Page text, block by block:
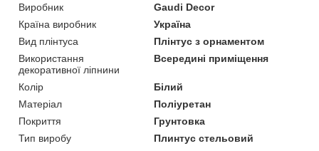
Виробник
Gaudi Decor
Країна виробник
Україна
Вид плінтуса
Плінтус з орнаментом
Використання
декоративної ліпнини
Всередині приміщення
Колір
Білий
Матеріал
Поліуретан
Покриття
Грунтовка
Тип виробу
Плинтус стельовий